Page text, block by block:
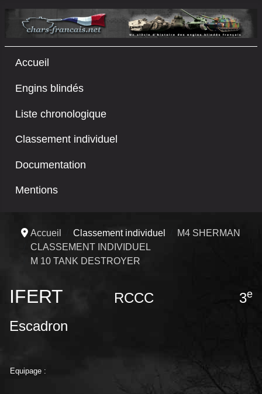
Accueil
Engins blindés
Liste chronologique
Classement individuel
Documentation
Mentions
Accueil Classement individuel
M4 SHERMAN
CLASSEMENT INDIVIDUEL
M 10 TANK DESTROYER
IFERT RCCC 3e
Escadron
Equipage :